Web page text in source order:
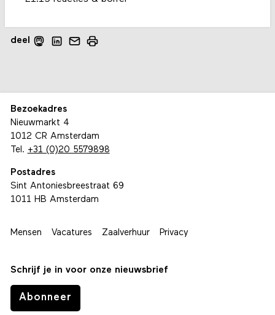
deel
Bezoekadres
Nieuwmarkt 4
1012 CR Amsterdam
Tel. +31 (0)20 5579898
Postadres
Sint Antoniesbreestraat 69
1011 HB Amsterdam
Mensen Vacatures Zaalverhuur Privacy
Schrijf je in voor onze nieuwsbrief
Abonneer